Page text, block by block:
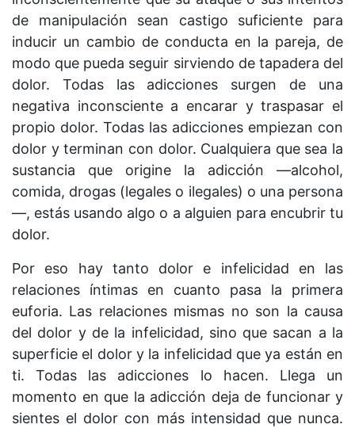
de manipulación sean castigo suficiente para
inducir un cambio de conducta en la pareja, de
modo que pueda seguir sirviendo de tapadera del
dolor. Todas las adicciones surgen de una
negativa inconsciente a encarar y traspasar el
propio dolor. Todas las adicciones empiezan con
dolor y terminan con dolor. Cualquiera que sea la
sustancia que origine la adicción —alcohol,
comida, drogas (legales o ilegales) o una persona
—, estás usando algo o a alguien para encubrir tu
dolor.
Por eso hay tanto dolor e infelicidad en las
relaciones íntimas en cuanto pasa la primera
euforia. Las relaciones mismas no son la causa
del dolor y de la infelicidad, sino que sacan a la
superficie el dolor y la infelicidad que ya están en
ti. Todas las adicciones lo hacen. Llega un
momento en que la adicción deja de funcionar y
sientes el dolor con más intensidad que nunca.